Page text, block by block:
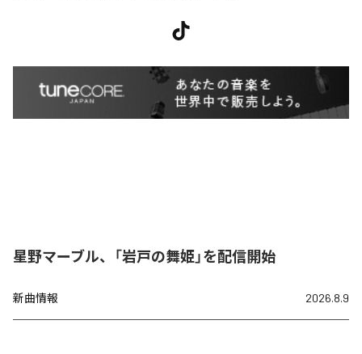
星野マーブル、「岩戸の舞姫」を配信開始
新曲情報 2026.8.9